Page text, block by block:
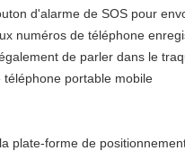
d'alarme de SOS pour
numéros de téléphone
de parler dans le
portable mobile
plate-forme de